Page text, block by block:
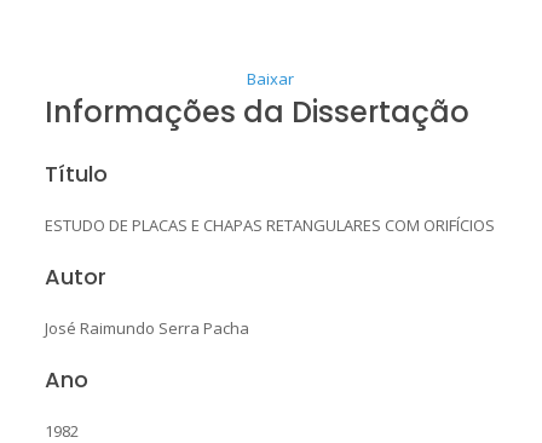
Baixar
Informações da Dissertação
Título
ESTUDO DE PLACAS E CHAPAS RETANGULARES COM ORIFÍCIOS
Autor
José Raimundo Serra Pacha
Ano
1982